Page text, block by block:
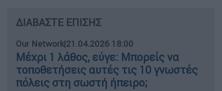
ΔΙΑΒΑΣΤΕ ΕΠΙΣΗΣ
Our Network|21.04.2026 18:00
Μέχρι 1 λάθος, εύγε: Μπορείς να
τοποθετήσεις αυτές τις 10 γνωστές
πόλεις στη σωστή ήπειρο;